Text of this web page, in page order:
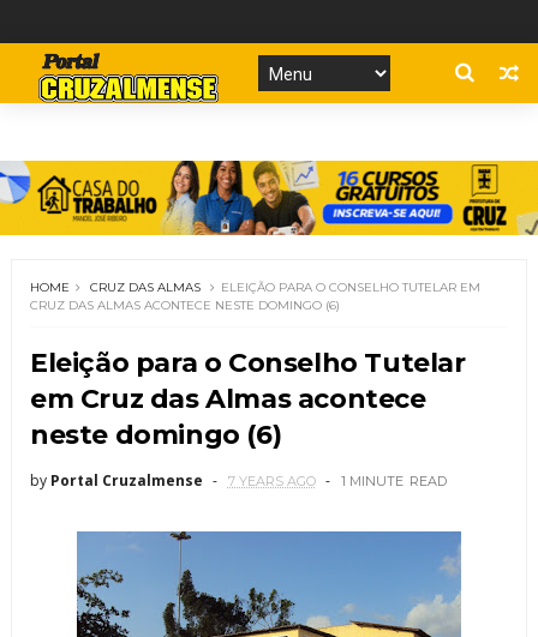
HOME CRUZ DAS ALMAS
ELEIÇÃO PARA O CONSELHO TUTELAR EM
CRUZ DAS ALMAS ACONTECE NESTE DOMINGO (6)
Eleição para o Conselho Tutelar
em Cruz das Almas acontece
neste domingo (6)
by Portal Cruzalmense 7 YEARS AGO 1 MINUTE READ